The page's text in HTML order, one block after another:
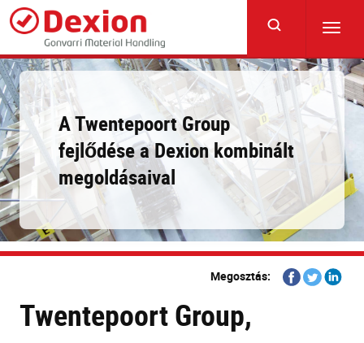
Skip
main
content
A Twentepoort Group
fejlődése a Dexion kombinált
megoldásaival
Megosztás:
Share
on
Share
on
Share
Twentepoort Group,